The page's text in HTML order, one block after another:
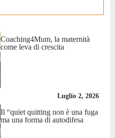
Coaching4Mum, la maternità
come leva di crescita
Luglio 2, 2026
Il “quiet quitting non è una fuga
ma una forma di autodifesa